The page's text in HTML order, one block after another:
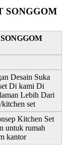
SONGGOM
Desain Suka
Di kami Di
Lebih Dari
set
Kitchen Set
untuk rumah
kantor